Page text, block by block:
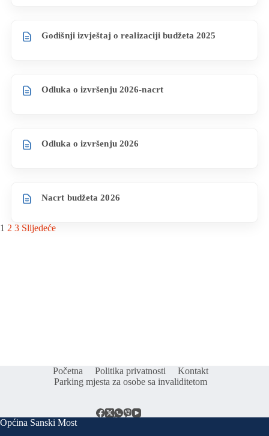
Godišnji izvještaj o realizaciji budžeta 2025
Odluka o izvršenju 2026-nacrt
Odluka o izvršenju 2026
Nacrt budžeta 2026
1 2 3 Slijedeće
Početna Politika privatnosti
Kontakt
Parking mjesta za osobe sa invaliditetom
Općina Sanski Most